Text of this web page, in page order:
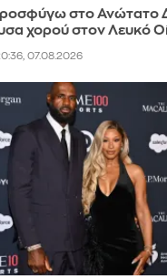
στο Ανώτατο
χορού στον Λευκό
07.08.2026